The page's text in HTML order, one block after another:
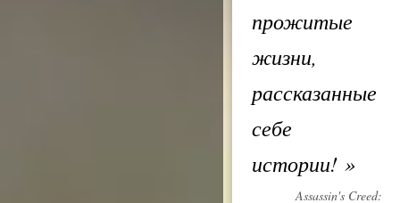
прожитые
жизни,
рассказанные
себе
истории! »
Assassin's Creed: